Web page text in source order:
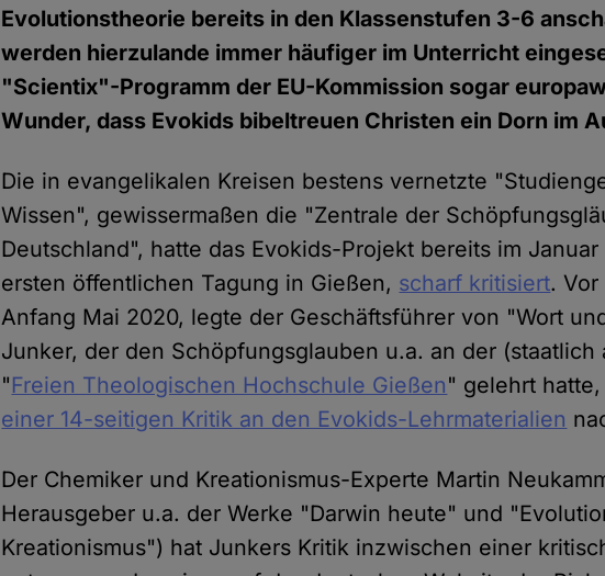
Evolutionstheorie bereits in den Klassenstufen 3-6
werden hierzulande immer häufiger im Unterricht
"Scientix"-Programm der EU-Kommission sogar
Wunder, dass Evokids bibeltreuen Christen ein Dorn im
Die in evangelikalen Kreisen bestens vernetzte
Wissen", gewissermaßen die "Zentrale der
Deutschland", hatte das Evokids-Projekt bereits im
ersten öffentlichen Tagung in Gießen, scharf kritisiert.
Anfang Mai 2020, legte der Geschäftsführer von "Wort
Junker, der den Schöpfungsglauben u.a. an der (staatlich
"Freien Theologischen Hochschule Gießen" gelehrt
einer 14-seitigen Kritik an den Evokids-Lehrmaterialien
Der Chemiker und Kreationismus-Experte Martin
Herausgeber u.a. der Werke "Darwin heute" und
Kreationismus") hat Junkers Kritik inzwischen einer